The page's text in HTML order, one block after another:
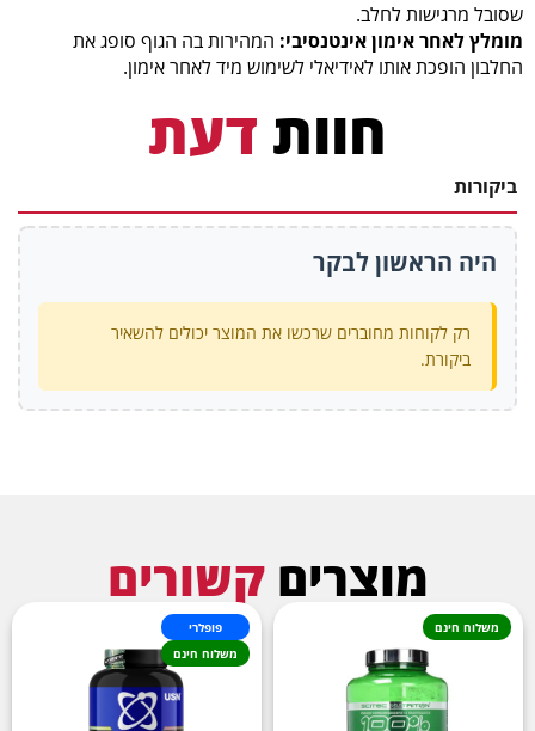
שסובל מרגישות לחלב.
מומלץ לאחר אימון אינטנסיבי: המהירות בה הגוף סופג את
החלבון הופכת אותו לאידיאלי לשימוש מיד לאחר אימון.
חוות דעת
ביקורות
היה הראשון לבקר
רק לקוחות מחוברים שרכשו את המוצר יכולים להשאיר
ביקורת.
מוצרים קשורים
משלוח חינם
פופלרי
משלוח חינם